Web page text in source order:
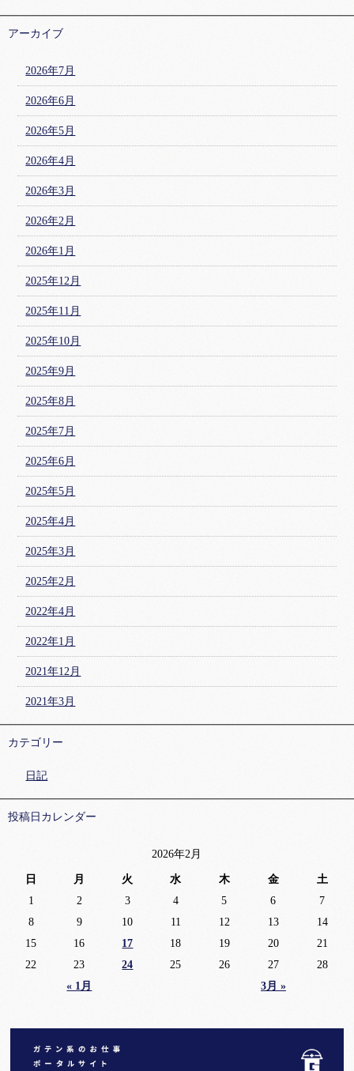
アーカイブ
2026年7月
2026年6月
2026年5月
2026年4月
2026年3月
2026年2月
2026年1月
2025年12月
2025年11月
2025年10月
2025年9月
2025年8月
2025年7月
2025年6月
2025年5月
2025年4月
2025年3月
2025年2月
2022年4月
2022年1月
2021年12月
2021年3月
カテゴリー
日記
投稿日カレンダー
2026年2月
日 月 火 水 木 金 土
« 1月 3月 »
1 2 3 4 5 6
7
8
9 10 11 12 13
14
15
16 17 18 19 20
21
22
23 24 25 26 27 28